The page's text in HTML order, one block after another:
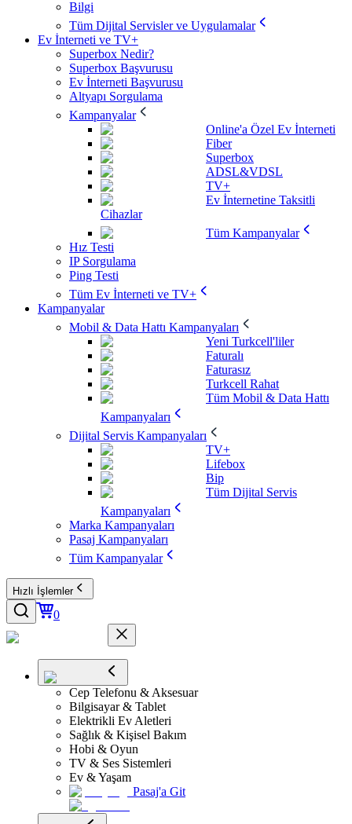
Bilgi
Tüm Dijital Servisler ve Uygulamalar
Ev İnterneti ve TV+
Superbox Nedir?
Superbox Başvurusu
Ev İnterneti Başvurusu
Altyapı Sorgulama
Kampanyalar
Online'a Özel Ev İnterneti
Fiber
Superbox
ADSL&VDSL
TV+
Ev İnternetine Taksitli
Cihazlar
Tüm Kampanyalar
Hız Testi
IP Sorgulama
Ping Testi
Tüm Ev İnterneti ve TV+
Kampanyalar
Mobil & Data Hattı Kampanyaları
Yeni Turkcell'liler
Faturalı
Faturasız
Turkcell Rahat
Tüm Mobil & Data Hattı
Kampanyaları
Dijital Servis Kampanyaları
TV+
Lifebox
Bip
Tüm Dijital Servis
Kampanyaları
Marka Kampanyaları
Pasaj Kampanyaları
Tüm Kampanyalar
Hızlı İşlemler
0
Cep Telefonu & Aksesuar
Bilgisayar & Tablet
Elektrikli Ev Aletleri
Sağlık & Kişisel Bakım
Hobi & Oyun
TV & Ses Sistemleri
Ev & Yaşam
Pasaj'a Git